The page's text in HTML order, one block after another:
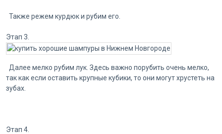
Также режем курдюк и рубим его.
Этап 3.
Далее мелко рубим лук. Здесь важно порубить очень мелко,
так как если оставить крупные кубики, то они могут хрустеть на
зубах.
Этап 4.